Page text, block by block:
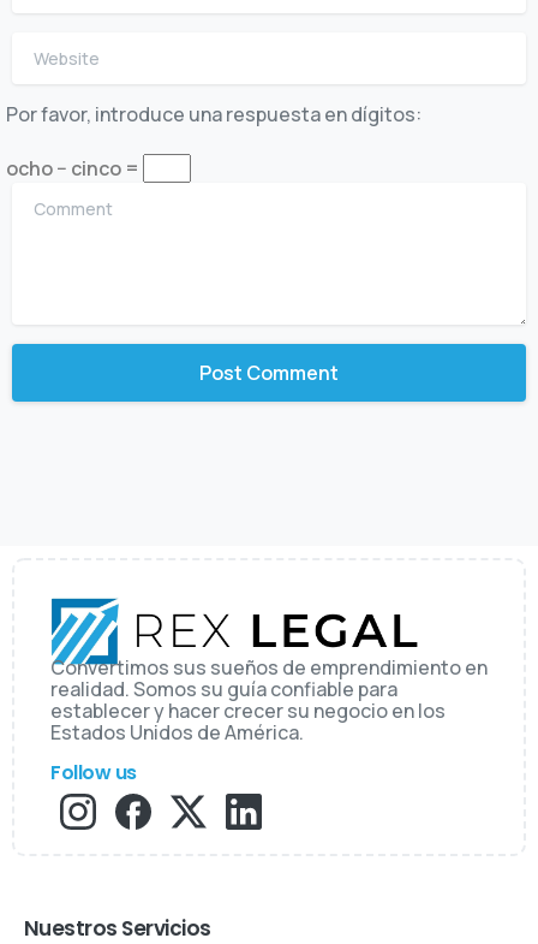
Por favor, introduce una respuesta en dígitos:
ocho − cinco =
Convertimos sus sueños de emprendimiento en
realidad. Somos su guía confiable para
establecer y hacer crecer su negocio en los
Estados Unidos de América.
Follow us
Nuestros Servicios